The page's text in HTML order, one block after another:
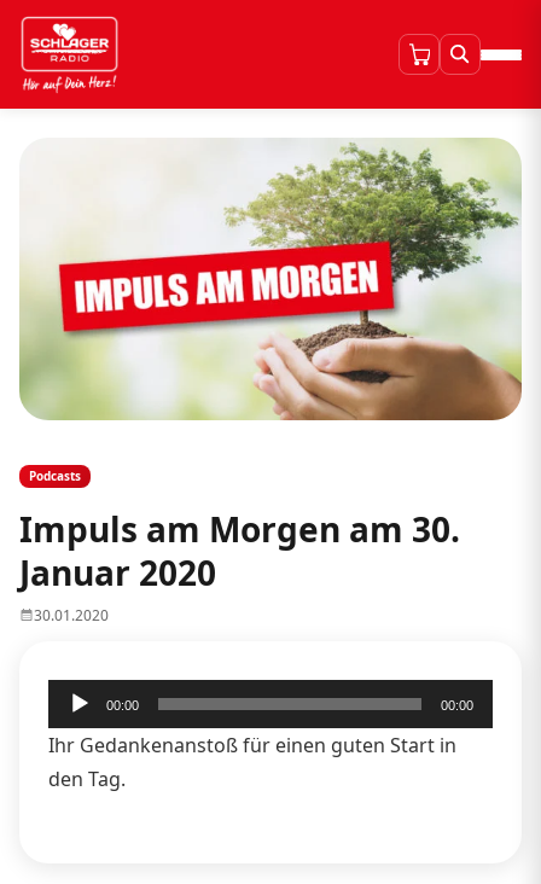
Podcasts
Impuls am Morgen am 30.
Januar 2020
30.01.2020
Audio-
Player
00:00 00:00
Ihr Gedankenanstoß für einen guten Start in
den Tag.